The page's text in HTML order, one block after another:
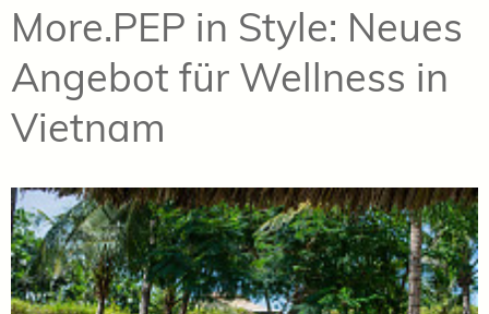
More.PEP in Style: Neues
Angebot für Wellness in
Vietnam